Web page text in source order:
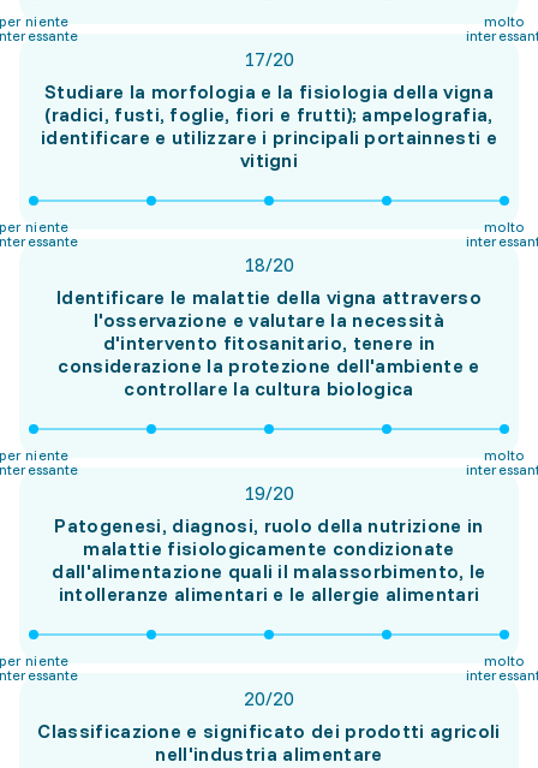
niente
molto
17/20
Studiare la morfologia e la fisiologia della vigna
(radici, fusti, foglie, fiori e frutti); ampelografia,
identificare e utilizzare i principali portainnesti e
vitigni
niente
molto
18/20
Identificare le malattie della vigna attraverso
l'osservazione e valutare la necessità
d'intervento fitosanitario, tenere in
considerazione la protezione dell'ambiente e
controllare la cultura biologica
niente
molto
19/20
Patogenesi, diagnosi, ruolo della nutrizione in
malattie fisiologicamente condizionate
dall'alimentazione quali il malassorbimento, le
intolleranze alimentari e le allergie alimentari
niente
molto
20/20
Classificazione e significato dei prodotti agricoli
nell'industria alimentare